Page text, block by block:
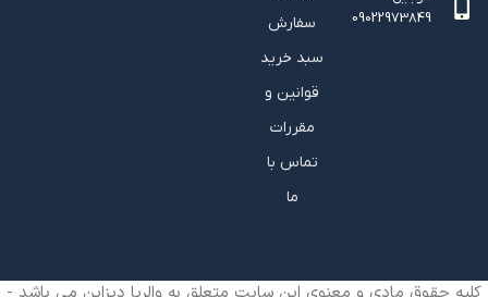
09022973849
سفارش
سبد خرید
قوانین و
مقررات
تماس با
ما